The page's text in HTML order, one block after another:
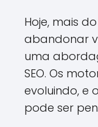
Hoje, mais
abandonar
uma
SEO. Os
evoluindo, e
pode ser